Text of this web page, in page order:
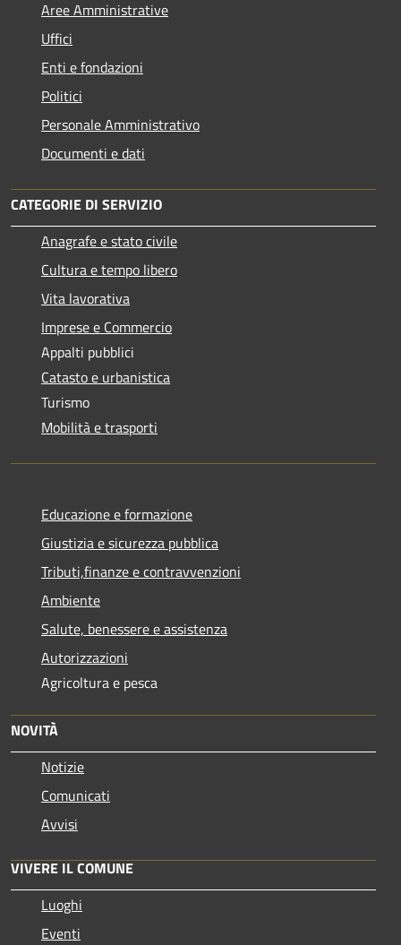
Aree Amministrative
Uffici
Enti e fondazioni
Politici
Personale Amministrativo
Documenti e dati
CATEGORIE DI SERVIZIO
Anagrafe e stato civile
Cultura e tempo libero
Vita lavorativa
Imprese e Commercio
Appalti pubblici
Catasto e urbanistica
Turismo
Mobilità e trasporti
Educazione e formazione
Giustizia e sicurezza pubblica
Tributi,finanze e contravvenzioni
Ambiente
Salute, benessere e assistenza
Autorizzazioni
Agricoltura e pesca
NOVITÀ
Notizie
Comunicati
Avvisi
VIVERE IL COMUNE
Luoghi
Eventi